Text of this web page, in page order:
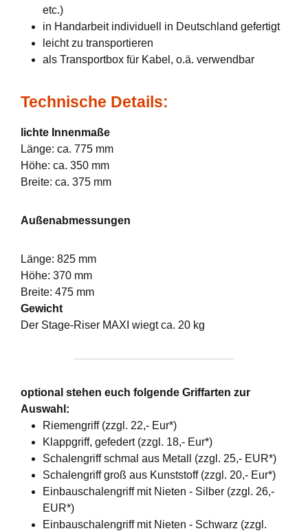
etc.)
in Handarbeit individuell in Deutschland gefertigt
leicht zu transportieren
als Transportbox für Kabel, o.ä. verwendbar
Technische Details:
lichte Innenmaße
Länge: ca. 775 mm
Höhe: ca. 350 mm
Breite: ca. 375 mm
Außenabmessungen
Länge: 825 mm
Höhe: 370 mm
Breite: 475 mm
Gewicht
Der Stage-Riser MAXI wiegt ca. 20 kg
optional stehen euch folgende Griffarten zur
Auswahl:
Riemengriff (zzgl. 22,- Eur*)
Klappgriff, gefedert (zzgl. 18,- Eur*)
Schalengriff schmal aus Metall (zzgl. 25,- EUR*)
Schalengriff groß aus Kunststoff (zzgl. 20,- Eur*)
Einbauschalengriff mit Nieten - Silber (zzgl. 26,-
EUR*)
Einbauschalengriff mit Nieten - Schwarz (zzgl.